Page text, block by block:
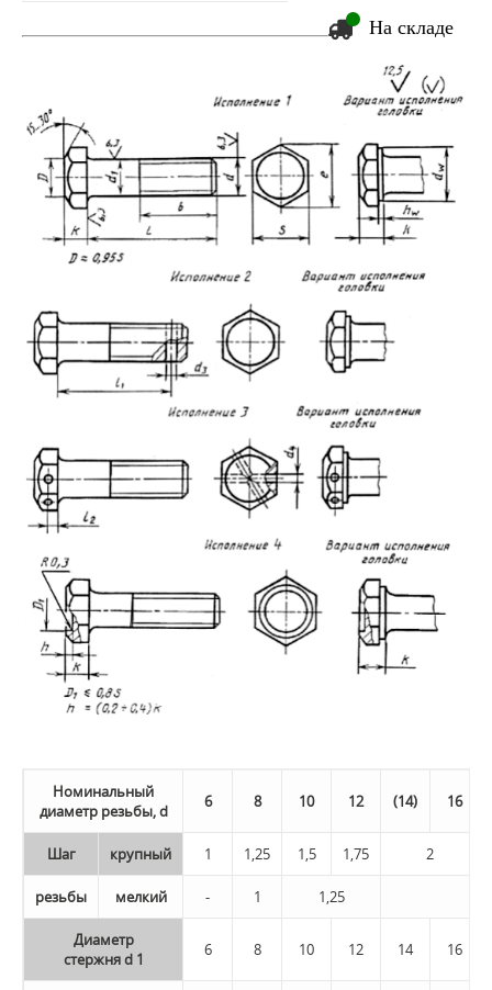
На складе
Номинальный
диаметр резьбы, d
6 8 10 12 (14) 16
Шаг крупный 1 1,25 1,5 1,75 2
резьбы мелкий - 1 1,25
Диаметр
стержня d 1
6 8 10 12 14 16